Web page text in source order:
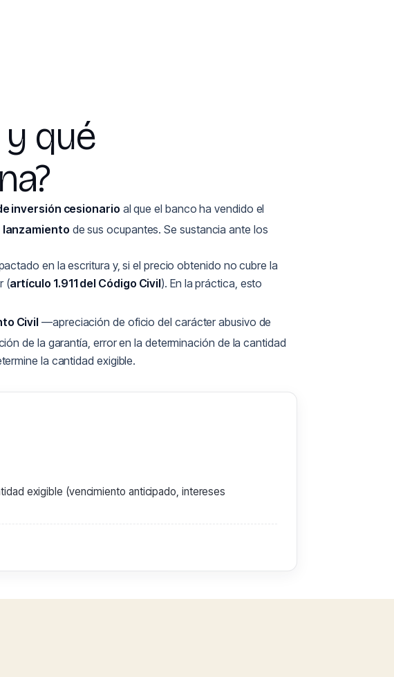
qué
inversión cesionario al que el banco ha vendido el
lanzamiento de sus ocupantes. Se sustancia ante los
en la escritura y, si el precio obtenido no cubre la
(artículo 1.911 del Código Civil). En la práctica, esto
Civil —apreciación de oficio del carácter abusivo de
de la garantía, error en la determinación de la cantidad
la cantidad exigible.
exigible (vencimiento anticipado, intereses